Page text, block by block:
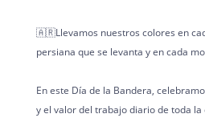
🇦🇷Llevamos nuestros colores en
persiana que se levanta y en cada
En este Día de la Bandera,
y el valor del trabajo diario de toda